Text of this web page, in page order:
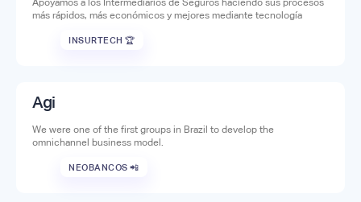
Apoyamos a los Intermediarios de Seguros haciendo sus procesos
más rápidos, más económicos y mejores mediante tecnología
INSURTECH 🏆
Agi
We were one of the first groups in Brazil to develop the
omnichannel business model.
NEOBANCOS 📲